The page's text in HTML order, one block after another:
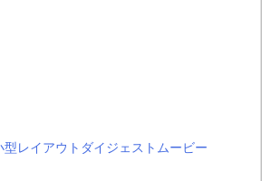
レイアウトダイジェストムービー